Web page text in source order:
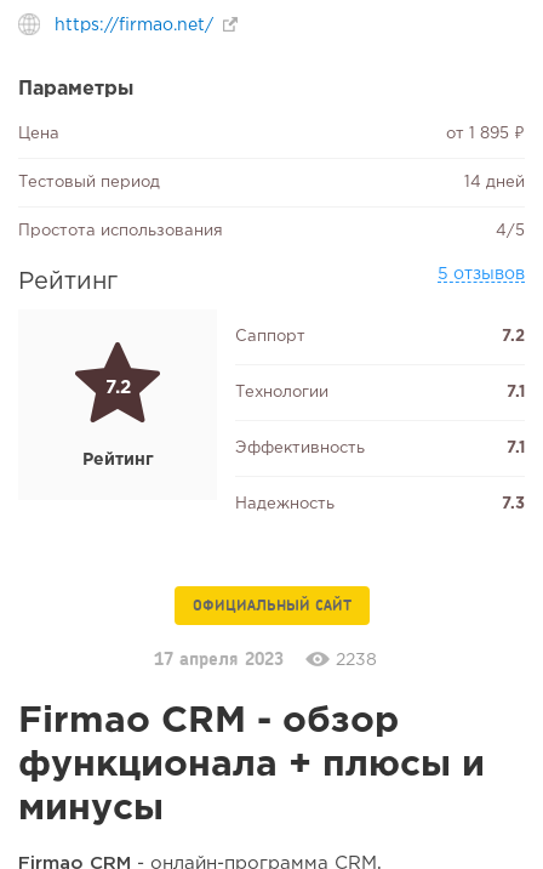
https://firmao.net/
Параметры
Цена от 1 895 ₽
Тестовый период 14 дней
Простота использования 4/5
Рейтинг 5 отзывов
7.2
Рейтинг
Саппорт 7.2
Технологии 7.1
Эффективность 7.1
Надежность 7.3
ОФИЦИАЛЬНЫЙ САЙТ
17 апреля 2023 2238
Firmao CRM - обзор
функционала + плюсы и
минусы
Firmao CRM
- онлайн-программа CRM,